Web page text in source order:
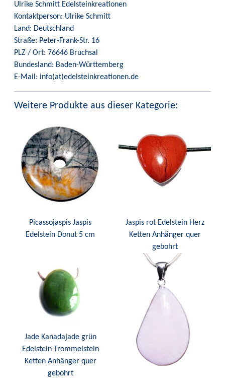
Ulrike Schmitt Edelsteinkreationen
Kontaktperson: Ulrike Schmitt
Land: Deutschland
Straße: Peter-Frank-Str. 16
PLZ / Ort: 76646 Bruchsal
Bundesland: Baden-Württemberg
E-Mail: info(at)edelsteinkreationen.de
Weitere Produkte aus dieser Kategorie:
Picassojaspis Jaspis
Edelstein Donut 5 cm
Jaspis rot Edelstein Herz
Ketten Anhänger quer
gebohrt
Jade Kanadajade grün
Edelstein Trommelstein
Ketten Anhänger quer
gebohrt